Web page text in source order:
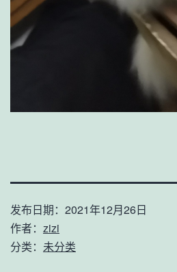
发布日期： 2021年12月26日
作者： zizi
分类： 未分类